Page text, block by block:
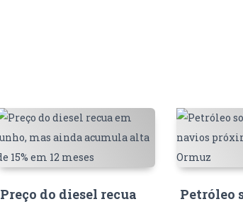
Preço do diesel recua
Petróleo